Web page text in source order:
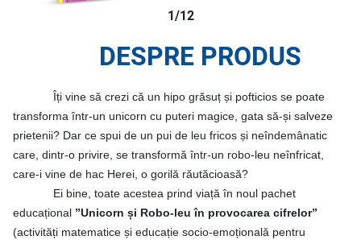
1/12
DESPRE PRODUS
Îți vine să crezi că un hipo grăsuț și pofticios se poate
transforma într-un unicorn cu puteri magice, gata să-și salveze
prietenii? Dar ce spui de un pui de leu fricos și neîndemânatic
care, dintr-o privire, se transformă într-un robo-leu neînfricat,
care-i vine de hac Herei, o gorilă răutăcioasă?
Ei bine, toate acestea prind viață în noul pachet
educațional ”Unicorn și Robo-leu în provocarea cifrelor”
(activități matematice și educație socio-emoțională pentru